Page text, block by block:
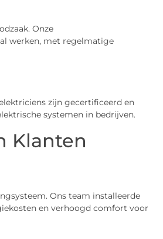
Onze
werken, met regelmatige
zijn gecertificeerd en
systemen in bedrijven.
Klanten
Ons team installeerde
en verhoogd comfort voor